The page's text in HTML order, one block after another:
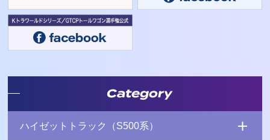
Category
ハイゼットトラック（S500系）